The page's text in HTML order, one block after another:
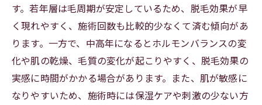
す。若年層は毛周期が安定しているため、脱毛効果が早
く現れやすく、施術回数も比較的少なくて済む傾向があ
ります。一方で、中高年になるとホルモンバランスの変
化や肌の乾燥、毛質の変化が起こりやすく、脱毛効果の
実感に時間がかかる場合があります。また、肌が敏感に
なりやすいため、施術時には保湿ケアや刺激の少ない方